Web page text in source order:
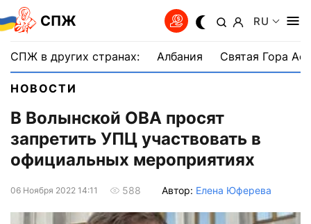
СПЖ RU
СПЖ в других странах: Албания Святая Гора
НОВОСТИ
В Волынской ОВА просят
запретить УПЦ участвовать в
официальных мероприятиях
06 Ноября 2022 14:11 588 Автор: Елена Юферева